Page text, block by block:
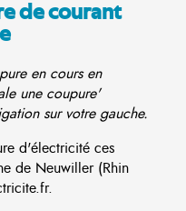
de courant
en cours en
une coupure'
sur votre gauche.
d'électricité ces
de Neuwiller (Rhin